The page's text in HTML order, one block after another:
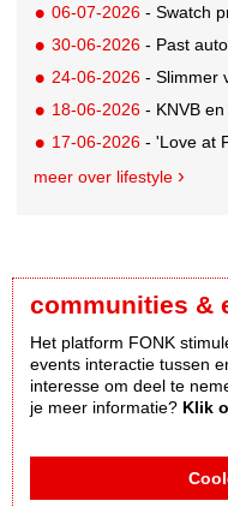
06-07-2026 - Swatch
30-06-2026 - Past
24-06-2026 - Slimmer vissen:
18-06-2026 - KNVB en Albert
17-06-2026 - 'Love at First
meer over lifestyle
communities &
Het platform FONK
events interactie tussen
interesse om deel te
je meer informatie? Klik